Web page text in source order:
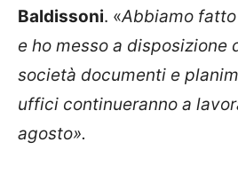
Baldissoni. «Abbiamo
e ho messo a disposizione
società documenti e
uffici continueranno a
agosto».